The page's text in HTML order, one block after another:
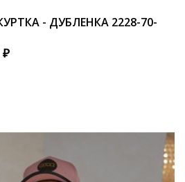
- ДУБЛЕНКА 2228-70-
₽